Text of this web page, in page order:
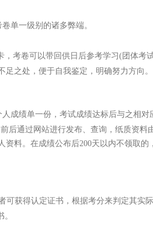
单一级别的诸多弊端。
考卷可以带回供日后参考学习(团体考
之处，便于自我鉴定，明确努力方向。
成绩单一份，考试成绩达标后与之相
后通过网站进行发布、查询，纸质资料
料。在成绩公布后200天以内不领取
可获得认定证书，根据考分来判定其实